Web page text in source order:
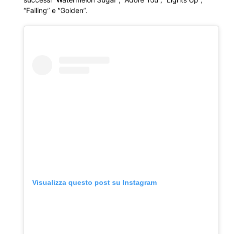
“Falling” e “Golden”.
Visualizza questo post su Instagram